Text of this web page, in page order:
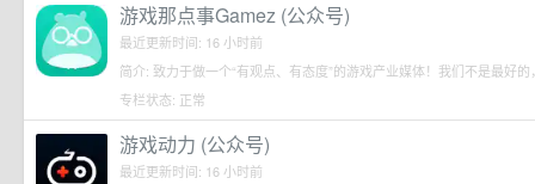
游戏那点事Gamez (公众号)
最近更新时间: 16 小时前
简介: 致力于做一个“有观点、有态度”的游戏产业媒体！我们不是最好
专栏状态: 正常
游戏动力 (公众号)
最近更新时间: 16 小时前